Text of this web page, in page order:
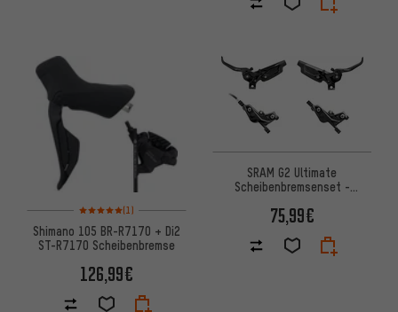
Bewertungen: 5 von 5 basierend auf 1 Bewertungen
(1)
Shimano 105 BR-R7170 + Di2
ST-R7170 Scheibenbremse
126,99€
SRAM G2 Ultimate
Scheibenbremsenset -
75,99€